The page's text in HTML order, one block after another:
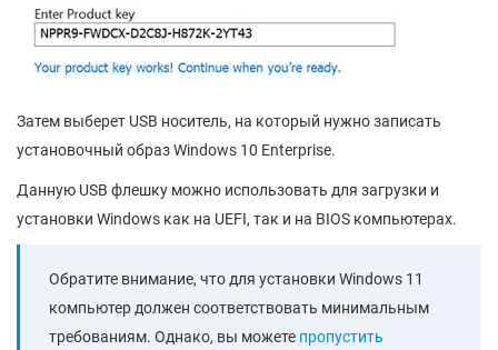
Затем выберет USB носитель, на который нужно записать
установочный образ Windows 10 Enterprise.
Данную USB флешку можно использовать для загрузки и
установки Windows как на UEFI, так и на BIOS компьютерах.
Обратите внимание, что для установки Windows 11
компьютер должен соответствовать минимальным
требованиям. Однако, вы можете пропустить